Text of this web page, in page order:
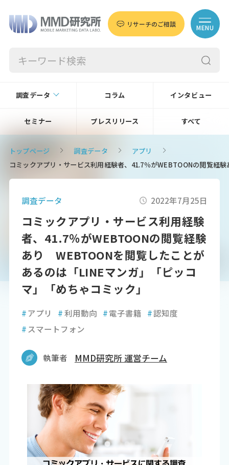
リサーチのご相談 MENU
調査データ コラム インタビュー
セミナー プレスリリース すべて
トップページ 調査データ
アプリ
コミックアプリ・サービス利用経験者、41.7％がWEBTOONの閲覧
調査データ 2022年7月25日
コミックアプリ・サービス利用経験
者、41.7％がWEBTOONの閲覧経験
あり WEBTOONを閲覧したことが
あるのは「LINEマンガ」「ピッコ
マ」「めちゃコミック」
#アプリ #利用動向 #電子書籍 #認知度
#スマートフォン
執筆者 MMD研究所 運営チーム